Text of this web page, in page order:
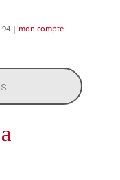
94 | mon compte